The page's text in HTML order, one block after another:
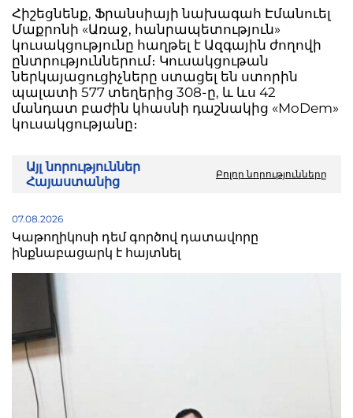
Հիշեցնենք, Ֆրանսիայի նախագահ Էմանուել
Մաքրոնի «Առաջ, հանրապետություն»
կուսակցությունը հաղթել է Ազգային ժողովի
ընտրություններում։ Կուսակցութան
ներկայացուցիչները ստացել են ստորին
պալատի 577 տեղերից 308-ը, և ևս 42
մանդատ բաժին կհասնի դաշնակից «MoDem»
կուսակցությանը։
Այլ նորություններ
Հայաստանից
Բոլոր նորությունները
07.08.2026
Կաթողիկոսի դեմ գործով դատավորը
ինքնաբացարկ է հայտնել